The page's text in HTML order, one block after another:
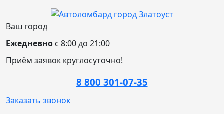
Ваш город
Ежедневно с 8:00 до 21:00
Приём заявок круглосуточно!
8 800 301-07-35
Заказать звонок